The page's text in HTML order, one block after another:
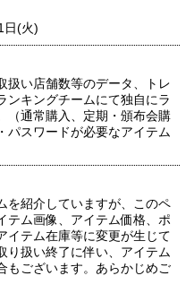
日(火)
扱い店舗数等のデータ、トレ
ンキングチームにて独自にラ
（通常購入、定期・頒布会購
パスワードが必要なアイテム
を紹介していますが、このペ
テム画像、アイテム価格、ポ
イテム在庫等に変更が生じて
り扱い終了に伴い、アイテム
もございます。あらかじめご